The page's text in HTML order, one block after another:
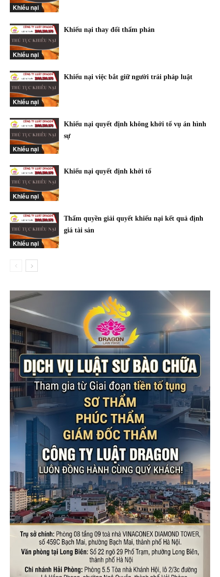
Khiếu nại
Khiếu nại
Khiếu nại thay đổi thẩm phán
Khiếu nại
Khiếu nại việc bắt giữ người trái pháp luật
Khiếu nại
Khiếu nại quyết định không khởi tố vụ án hình
sự
Khiếu nại
Khiếu nại quyết định khởi tố
Khiếu nại
Thẩm quyền giải quyết khiếu nại kết quả định
giá tài sản